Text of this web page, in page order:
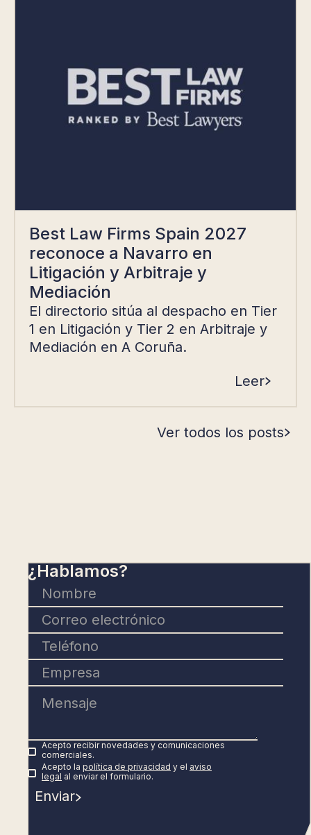
Best Law Firms Spain 2027
reconoce a Navarro en
Litigación y Arbitraje y
Mediación
El directorio sitúa al despacho en Tier
1 en Litigación y Tier 2 en Arbitraje y
Mediación en A Coruña.
Leer
Ver todos los posts
¿Hablamos?
Acepto recibir novedades y comunicaciones
comerciales.
Acepto la política de privacidad y el aviso
legal al enviar el formulario.
Enviar